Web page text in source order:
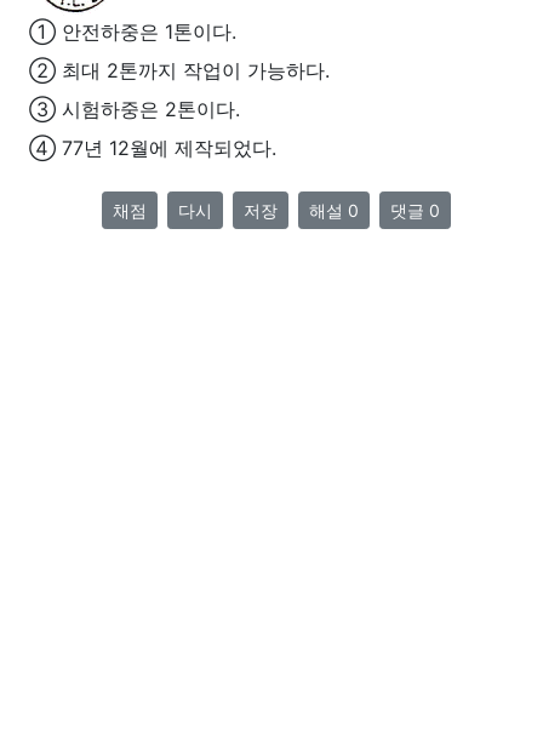
① 안전하중은 1톤이다.
② 최대 2톤까지 작업이 가능하다.
③ 시험하중은 2톤이다.
④ 77년 12월에 제작되었다.
채점 다시 저장 해설 0 댓글 0